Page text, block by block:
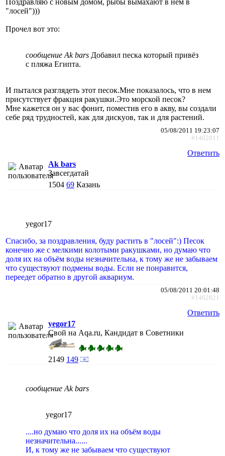
"лосей")))
Прочел вот это:
сообщение Ak bars Добавил песка который привёз
с пляжа Египта.
И пытался разглядеть этот песок.Мне показалось, что в нем
присутствует фракция ракушки.Это морской песок?
Мне кажется он у вас фонит, поместив его в акву, вы создали
себе ряд трудностей, как для дискуов, так и для растений.
05/08/2011 19:23:07
#1462811
Ответить
Ak bars
Завсегдатай
1504 69 Казань
yegor17
Спасибо, за поздравления, буду растить в "лосей":) Песок
конечно же с мелкими колотыми ракушками, но думаю что
доля их на объём воды незначительна, к тому же не забываем
что существуют подмены воды. Если не понравится,
переедет обратно в другой аквариум.
05/08/2011 20:01:48
#1462821
Ответить
yegor17
Свой на Aqa.ru, Кандидат в Советники
2149 149
сообщение Ak bars
yegor17
....но думаю что доля их на объём воды
незначительна......
И, к тому же не забываем что существуют